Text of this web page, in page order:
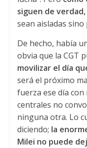
siguen de
sean aisladas
De hecho, había
obvia que la CGT
movilizar el día
será el próximo
fuerza ese día con
centrales no
ninguna otra. Lo
diciendo; la
Milei no puede